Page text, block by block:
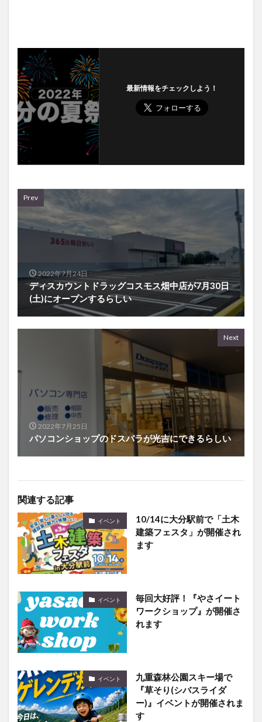
最新情報をチェックしよう！
Prev
2022年7月24日
ディスカウントドラッグコスモス畑中店が7月30日
(土)にオープンするらしい
Next
2022年7月25日
パソコンショップのドスパラが光吉にできるらしい
関連する記事
イベント
10/14に大分駅前で「土木
建築フェスタ」が開催され
ます
イベント
毎回大好評！『やさイート
ワークショップ』が開催さ
れます
イベント
九重森林公園スキー場で
『草そり(シバスライダ
ー)』イベントが開催されま
す